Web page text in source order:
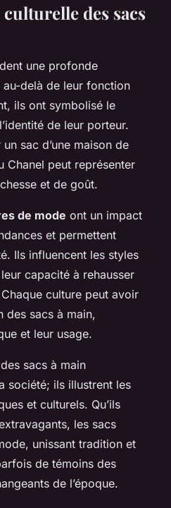
des sacs
une profonde
au-delà de leur fonction
ils ont symbolisé le
de leur porteur.
sac d’une maison de
Chanel peut représenter
et de goût.
de mode ont un impact
et permettent
Ils influencent les styles
capacité à rehausser
culture peut avoir
des sacs à main,
et leur usage.
sacs à main
société; ils illustrent les
et culturels. Qu’ils
les sacs
unissant tradition et
de témoins des
de l’époque.